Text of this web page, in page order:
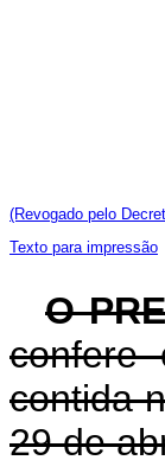
(Revogado pelo
Texto para impressão
O
confere
contida
29 de